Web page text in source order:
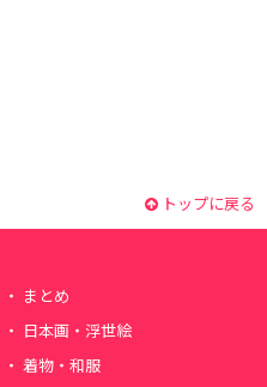
トップに戻る
まとめ
日本画・浮世絵
着物・和服